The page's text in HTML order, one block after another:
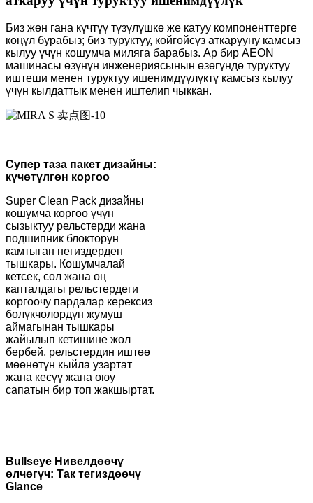
Биз жөн гана күчтүү түзүлүшкө же катуу компоненттерге
көңүл бурабыз; биз туруктуу, көйгөйсүз аткарууну камсыз
кылуу үчүн кошумча миляга барабыз. Ар бир AEON
машинасы өзүнүн инженериясынын өзөгүндө туруктуу
иштеши менен туруктуу ишенимдүүлүктү камсыз кылуу
үчүн кылдаттык менен иштелип чыккан.
Супер таза пакет дизайны:
күчөтүлгөн коргоо
Super Clean Pack дизайны
кошумча коргоо үчүн
сызыктуу рельстерди жана
подшипник блокторун
камтыган негиздерден
тышкары. Кошумчалай
кетсек, сол жана оң
капталдагы рельстердеги
коргоочу пардалар керексиз
бөлүкчөлөрдүн жумуш
аймагынан тышкары
жайылып кетишине жол
бербей, рельстердин иштөө
мөөнөтүн кыйла узартат
жана кесүү жана оюу
сапатын бир топ жакшыртат.
Bullseye Нивелдөөчү
өлчөгүч: Так тегиздөөчү
Glance